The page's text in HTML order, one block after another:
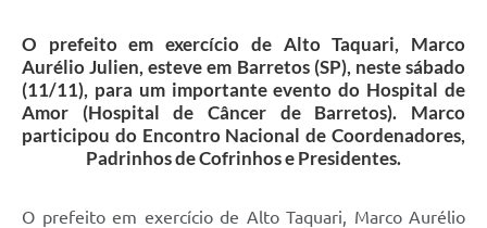
O prefeito em exercício de Alto Taquari, Marco
Aurélio Julien, esteve em Barretos (SP), neste sábado
(11/11), para um importante evento do Hospital de
Amor (Hospital de Câncer de Barretos). Marco
participou do Encontro Nacional de Coordenadores,
Padrinhos de Cofrinhos e Presidentes.
O prefeito em exercício de Alto Taquari, Marco Aurélio